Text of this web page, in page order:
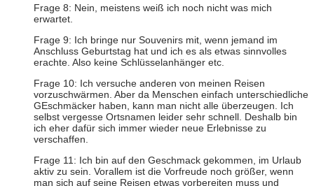
Frage 8: Nein, meistens weiß ich noch nicht was mich
erwartet.
Frage 9: Ich bringe nur Souvenirs mit, wenn jemand im
Anschluss Geburtstag hat und ich es als etwas sinnvolles
erachte. Also keine Schlüsselanhänger etc.
Frage 10: Ich versuche anderen von meinen Reisen
vorzuschwärmen. Aber da Menschen einfach unterschiedliche
GEschmäcker haben, kann man nicht alle überzeugen. Ich
selbst vergesse Ortsnamen leider sehr schnell. Deshalb bin
ich eher dafür sich immer wieder neue Erlebnisse zu
verschaffen.
Frage 11: Ich bin auf den Geschmack gekommen, im Urlaub
aktiv zu sein. Vorallem ist die Vorfreude noch größer, wenn
man sich auf seine Reisen etwas vorbereiten muss und